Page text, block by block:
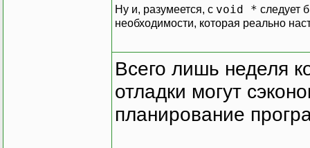
Ну и, разумеется, с void * следует
необходимости, которая реально
Всего лишь неделя
отладки могут
планирование